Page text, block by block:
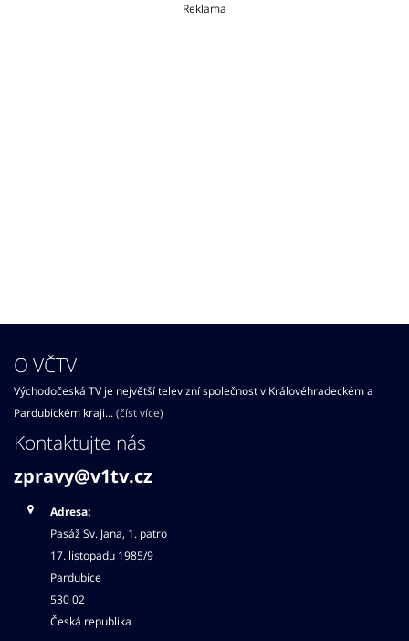
Reklama
O VČTV
Východočeská TV je největší televizní společnost v Královéhradeckém a
Pardubickém kraji...(číst více)
Kontaktujte nás
zpravy@v1tv.cz
Adresa:
Pasáž Sv. Jana, 1. patro
17. listopadu 1985/9
Pardubice
530 02
Česká republika